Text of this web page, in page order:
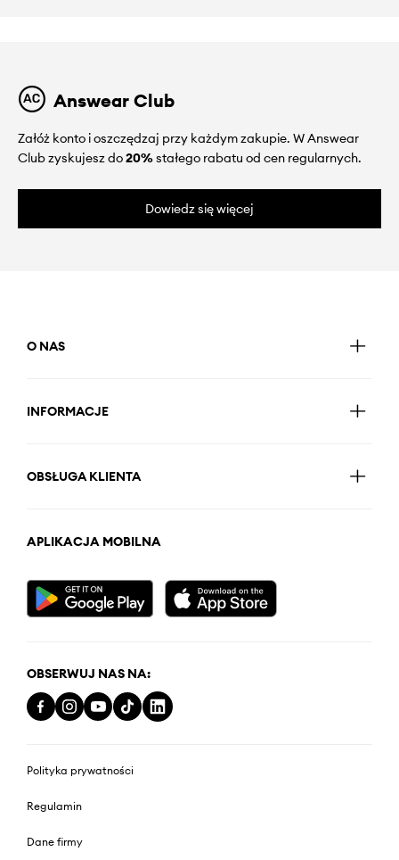
Answear Club
Załóż konto i oszczędzaj przy każdym zakupie. W Answear
Club zyskujesz do20%stałego rabatu od cen regularnych.
Dowiedz się więcej
O NAS
INFORMACJE
OBSŁUGA KLIENTA
APLIKACJA MOBILNA
OBSERWUJ NAS NA:
Polityka prywatności
Regulamin
Dane firmy